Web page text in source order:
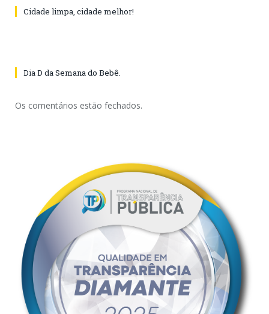
Cidade limpa, cidade melhor!
Dia D da Semana do Bebê.
Os comentários estão fechados.